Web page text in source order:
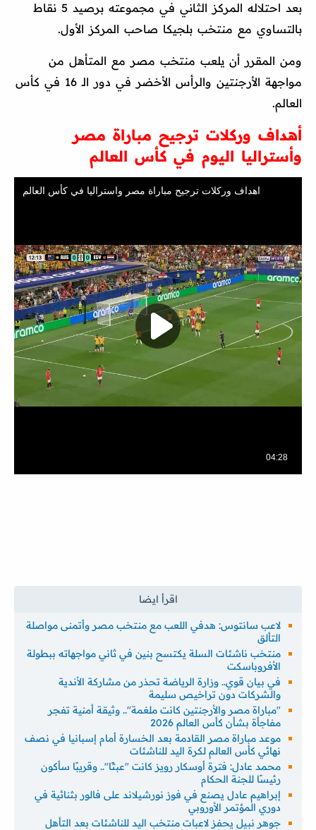
بعد احتلاله المركز الثاني في مجموعته برصيد 5 نقاط
بالتساوي مع منتخب بلجيكا صاحب المركز الأول.
ومن المقرر أن يلعب منتخب مصر مع المتأهل من
مواجهة الأرجنتين والرأس الأخضر في دور الـ 16 في كأس
العالم.
أهداف وركلات ترجيح مباراة مصر
وأستراليا اليوم في كأس العالم
لاعب سانتوس: هدفي اللعب مع منتخب مصر وأتمنى مواصلة
التألق
منتخب ناشئات السلة يكتسح بنين في ثاني مواجهاته ببطولة
الأفروباسكت
في بيان قوي.. وزارة الرياضة تحذر من مشاركة الأندية
والشركات دون تراخيص سليمة
"مباراة مصر والأرجنتين كانت ملغمة".. وثيقة أمنية تفجر
مفاجأة بشأن كأس العالم 2026
موعد مباراة مصر القادمة بعد الخسارة أمام إسبانيا في نصف
نهائي كأس العالم لكرة اليد للناشئات
محمد عادل: فترة أوسكار رويز كانت "عبثًا".. وقريبًا سأكون
رئيسًا للجنة الحكام
إبراهيم عادل يصنع في فوز نورشيلاند على فالور بثنائية في
دوري المؤتمر الأوروبي
جوهر نبيل يحفز لاعبات منتخب اليد للناشئات بعد التأهل